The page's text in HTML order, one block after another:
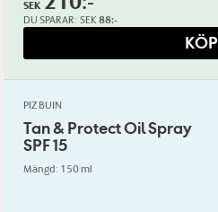
SEK
DU SPARAR: SEK 88:-
KÖP
PIZ BUIN
Tan & Protect Oil Spray
SPF 15
Mängd: 150 ml